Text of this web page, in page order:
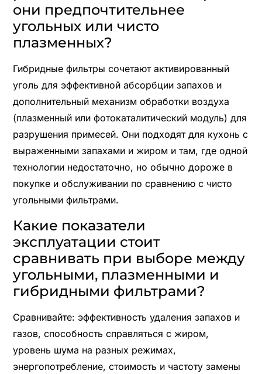
они предпочтительнее
угольных или чисто
плазменных?
Гибридные фильтры сочетают активированный
уголь для эффективной абсорбции запахов и
дополнительный механизм обработки воздуха
(плазменный или фотокаталитический модуль) для
разрушения примесей. Они подходят для кухонь с
выраженными запахами и жиром и там, где одной
технологии недостаточно, но обычно дороже в
покупке и обслуживании по сравнению с чисто
угольными фильтрами.
Какие показатели
эксплуатации стоит
сравнивать при выборе между
угольными, плазменными и
гибридными фильтрами?
Сравнивайте: эффективность удаления запахов и
газов, способность справляться с жиром,
уровень шума на разных режимах,
энергопотребление, стоимость и частоту замены